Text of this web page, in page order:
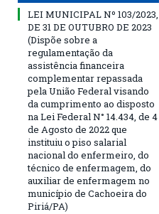
LEI MUNICIPAL Nº 103/2023,
DE 31 DE OUTUBRO DE 2023
(Dispõe sobre a
regulamentação da
assistência financeira
complementar repassada
pela União Federal visando
da cumprimento ao disposto
na Lei Federal N° 14.434, de 4
de Agosto de 2022 que
instituiu o piso salarial
nacional do enfermeiro, do
técnico de enfermagem, do
auxiliar de enfermagem no
município de Cachoeira do
Piriá/PA)